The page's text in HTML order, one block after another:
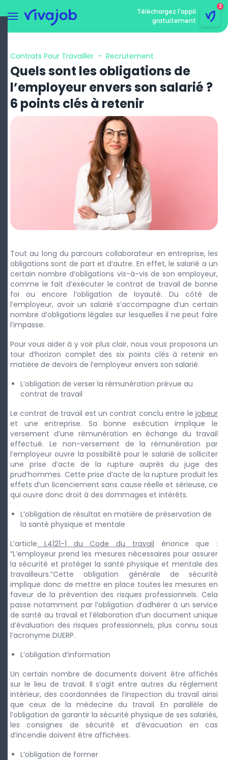
Téléchargez l'appli
gratuitement
2
Contrats Pour Travailler - Recrutement
Quels sont les obligations de
l’employeur envers son salarié ?
6 points clés à retenir
Tout au long du parcours collaborateur en entreprise, les
obligations sont de part et d’autre. En effet, le salarié a un
certain nombre d’obligations vis-à-vis de son employeur,
comme le fait d’exécuter le contrat de travail de bonne
foi ou encore l’obligation de loyauté. Du côté de
l’employeur, avoir un salarié s’accompagne d’un certain
nombre d’obligations légales sur lesquelles il ne peut faire
l’impasse.
Pour vous aider à y voir plus clair, nous vous proposons un
tour d’horizon complet des six points clés à retenir en
matière de devoirs de l’employeur envers son salarié.
L’obligation de verser la rémunération prévue au
contrat de travail
Le contrat de travail est un contrat conclu entre le jobeur
et une entreprise. Sa bonne exécution implique le
versement d’une rémunération en échange du travail
effectué. Le non-versement de la rémunération par
l’employeur ouvre la possibilité pour le salarié de solliciter
une prise d’acte de la rupture auprès du juge des
prud’hommes. Cette prise d’acte de la rupture produit les
effets d’un licenciement sans cause réelle et sérieuse, ce
qui ouvre donc droit à des dommages et intérêts.
L’obligation de résultat en matière de préservation de
la santé physique et mentale
L’article L4121-1 du Code du travail énonce que :
“L’employeur prend les mesures nécessaires pour assurer
la sécurité et protéger la santé physique et mentale des
travailleurs.”Cette obligation générale de sécurité
implique donc de mettre en place toutes les mesures en
faveur de la prévention des risques professionnels. Cela
passe notamment par l’obligation d’adhérer à un service
de santé au travail et l’élaboration d’un document unique
d’évaluation des risques professionnels, plus connu sous
l’acronyme DUERP.
L’obligation d’information
Un certain nombre de documents doivent être affichés
sur le lieu de travail. Il s’agit entre autres du règlement
intérieur, des coordonnées de l’inspection du travail ainsi
que ceux de la médecine du travail. En parallèle de
l’obligation de garantir la sécurité physique de ses salariés,
les consignes de sécurité et d’évacuation en cas
d’incendie doivent être affichées.
L’obligation de former